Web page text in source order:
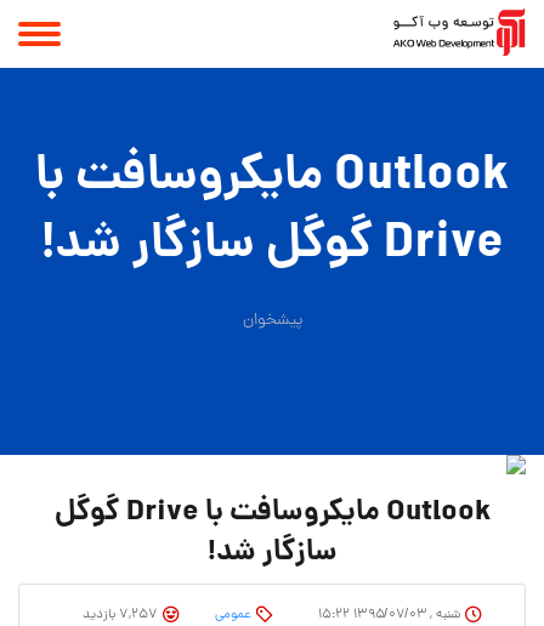
Outlook مایکروسافت با
Drive گوگل سازگار شد!
پیشخوان
Outlook مایکروسافت با Drive گوگل
سازگار شد!
شنبه , ۱۳۹۵/۰۷/۰۳ ۱۵:۲۲ عمومی